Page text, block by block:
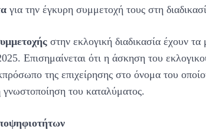
για την έγκυρη συμμετοχή τους στη
στην εκλογική διαδικασία έχουν
Επισημαίνεται ότι η άσκηση του
της επιχείρησης στο όνομα του
του καταλύματος.